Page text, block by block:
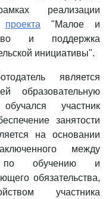
реализации
проекта "Малое и
и поддержка
инициативы".
является
образовательную
участник
занятости
на основании
между
по обучению и
обязательства,
участника